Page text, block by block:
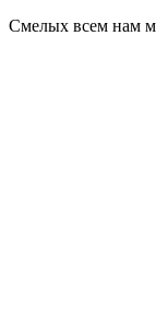
Смелых всем нам